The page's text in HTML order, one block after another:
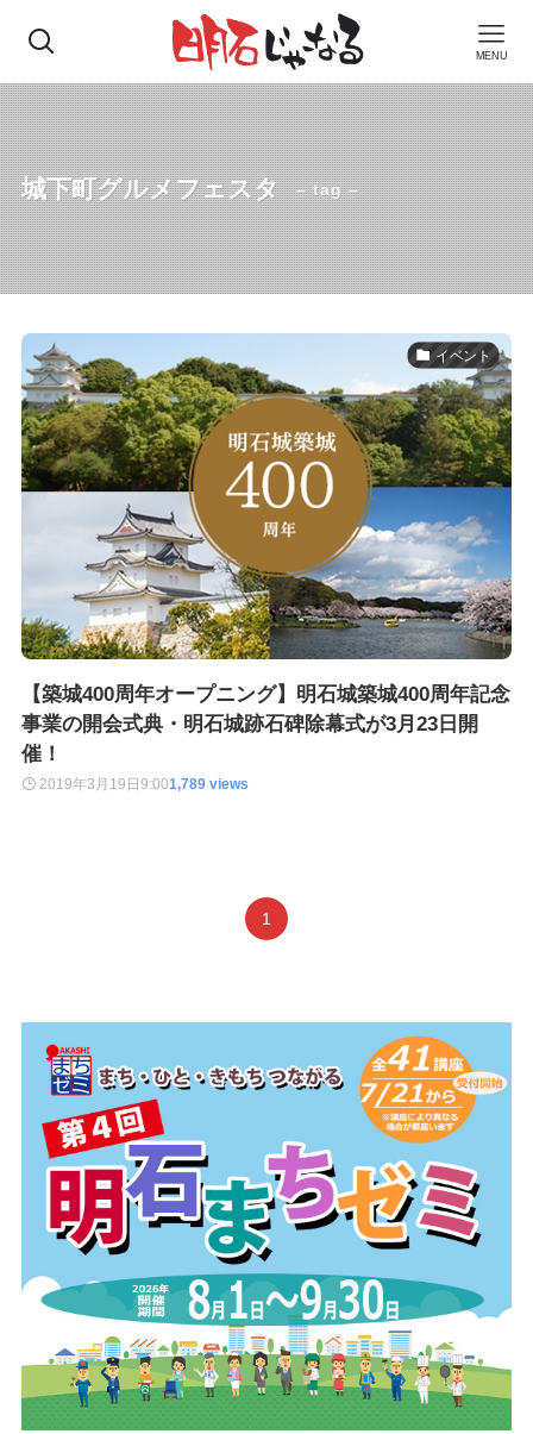
MENU
城下町グルメフェスタ – tag –
イベント
【築城400周年オープニング】明石城築城400周年記念
事業の開会式典・明石城跡石碑除幕式が3月23日開
催！
2019年3月19日 9:001,789 views
1